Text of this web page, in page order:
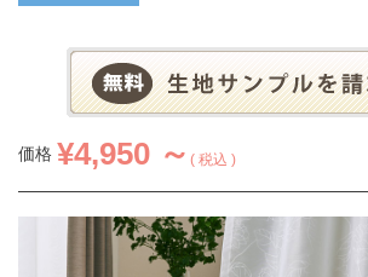
価格 ¥4,950 ～ 税込